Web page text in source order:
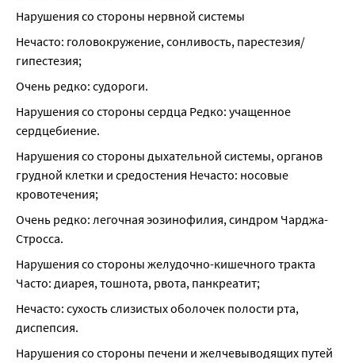
Нарушения со стороны нервной системы
Нечасто: головокружение, сонливость, парестезия/
гипестезия;
Очень редко: судороги.
Нарушения со стороны сердца Редко: учащенное
сердцебиение.
Нарушения со стороны дыхательной системы, органов
грудной клетки и средостения Нечасто: носовые
кровотечения;
Очень редко: легочная эозинофилия, синдром Чарджа-
Стросса.
Нарушения со стороны желудочно-кишечного тракта
Часто: диарея, тошнота, рвота, панкреатит;
Нечасто: сухость слизистых оболочек полости рта,
диспепсия.
Нарушения со стороны печени и желчевыводящих путей